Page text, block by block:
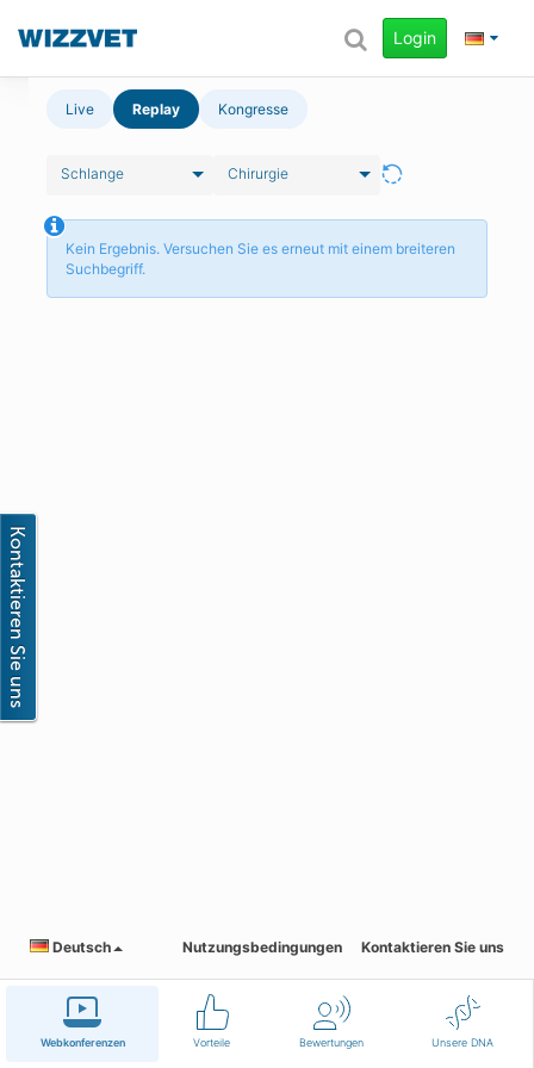
Webkonferenzen Vorteile Bewertungen Unsere DNA
Login
Live Replay Kongresse
Schlange Chirurgie
Kein Ergebnis. Versuchen Sie es erneut mit einem breiteren
Suchbegriff.
Deutsch Nutzungsbedingungen Kontaktieren Sie uns